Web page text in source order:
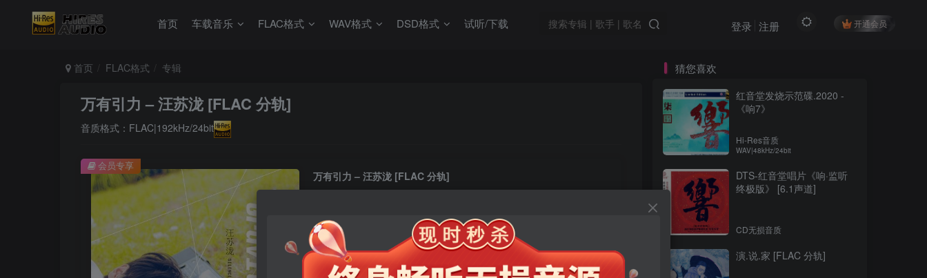
首页 车载音乐 FLAC格式 WAV格式 DSD格式 试听/下载 开通会员
登录 注册
首页 FLAC格式 专辑
万有引力 – 汪苏泷 [FLAC 分轨]
音质格式：FLAC|192kHz/24bit
万有引力 – 汪苏泷 [FLAC 分轨]
￥9.9 限时特惠
￥99
会员专享
猜您喜欢
红音堂发烧示范碟.2020 -
《响7》
Hi-Res音质
WAV|48kHz/24bit
DTS-红音堂唱片《响·监听
终极版》 [6.1声道]
CD无损音质
演.说.家 [FLAC 分轨]